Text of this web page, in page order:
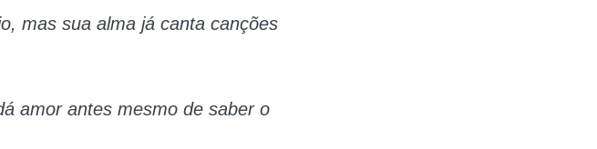
mas sua alma já canta canções
amor antes mesmo de saber o